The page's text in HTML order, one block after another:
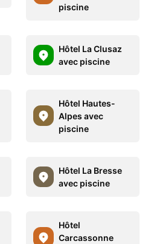
piscine
Hôtel La Clusaz
avec piscine
Hôtel Hautes-
Alpes avec
piscine
Hôtel La Bresse
avec piscine
Hôtel
Carcassonne